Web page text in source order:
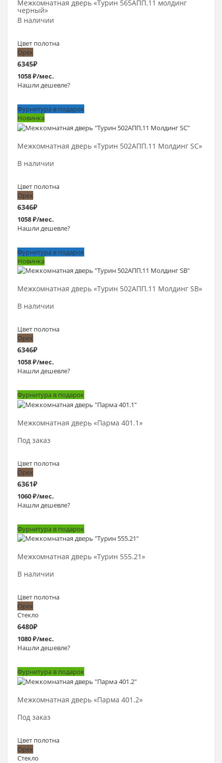
Межкомнатная дверь «Турин 565АПП.11 молдинг
черный»
В наличии
Цвет полотна
Орех
6345₽
1058 ₽/мес.
Нашли дешевле?
Фурнитура в подарок
Новинка
Межкомнатная дверь «Турин 502АПП.11 Молдинг SC»
В наличии
Цвет полотна
Орех
6346₽
1058 ₽/мес.
Нашли дешевле?
Выбрать >
Фурнитура в подарок
Новинка
Межкомнатная дверь «Турин 502АПП.11 Молдинг SB»
В наличии
Цвет полотна
Орех
6346₽
1058 ₽/мес.
Нашли дешевле?
Выбрать >
Фурнитура в подарок
Межкомнатная дверь «Парма 401.1»
Под заказ
Цвет полотна
Орех
6361₽
1060 ₽/мес.
Нашли дешевле?
Выбрать >
Фурнитура в подарок
Межкомнатная дверь «Турин 555.21»
В наличии
Цвет полотна
Орех
Стекло
6480₽
1080 ₽/мес.
Нашли дешевле?
Выбрать >
Фурнитура в подарок
Межкомнатная дверь «Парма 401.2»
Под заказ
Цвет полотна
Орех
Стекло
Выбрать >